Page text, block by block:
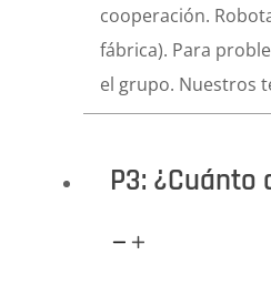
cooperación.
fábrica). Para
el grupo. Nuestros
P3: